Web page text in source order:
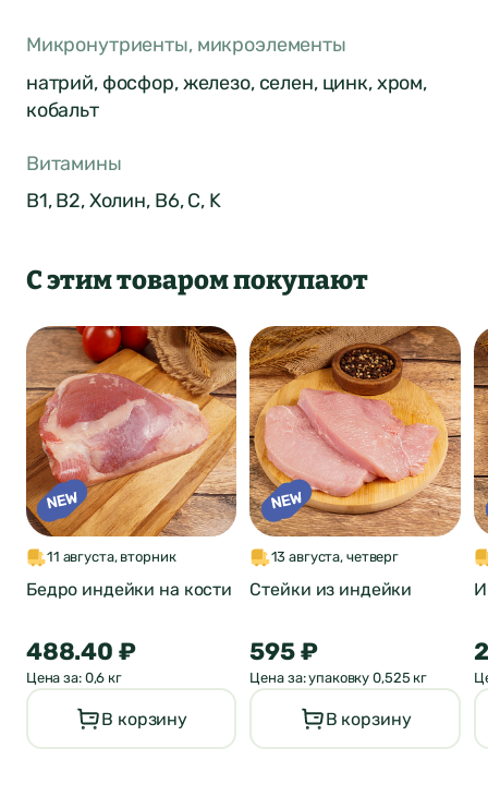
Микронутриенты, микроэлементы
натрий, фосфор, железо, селен, цинк, хром,
кобальт
Витамины
В1, В2, Холин, В6, С, K
С этим товаром покупают
11 августа, вторник
Бедро индейки на кости
488.40 ₽
Цена за: 0,6 кг
В корзину
13 августа, четверг
Стейки из индейки
595 ₽
Цена за: упаковку 0,525 кг
В корзину
Нет
4
Почта*
Ваша оценка
Отправить
Отзыв отправлен
Город был
автоматически
Понятно